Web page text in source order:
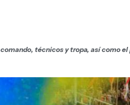
técnicos y tropa, así como el